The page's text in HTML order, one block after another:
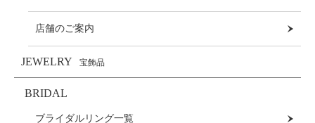
店舗のご案内
JEWELRY 宝飾品
BRIDAL
ブライダルリング一覧